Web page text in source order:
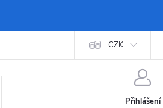
Moje objednávka
CZK
Přihlášení